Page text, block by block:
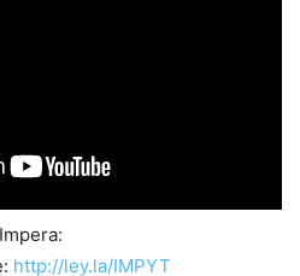
Impera:
http://ley.la/IMPYT